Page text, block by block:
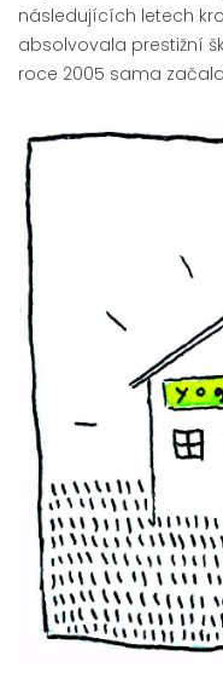
následujících letech
absolvovala prestižní
roce 2005 sama